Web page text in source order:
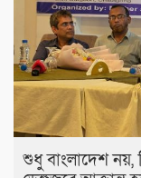
শুধু বাংলাদেশ নয়,